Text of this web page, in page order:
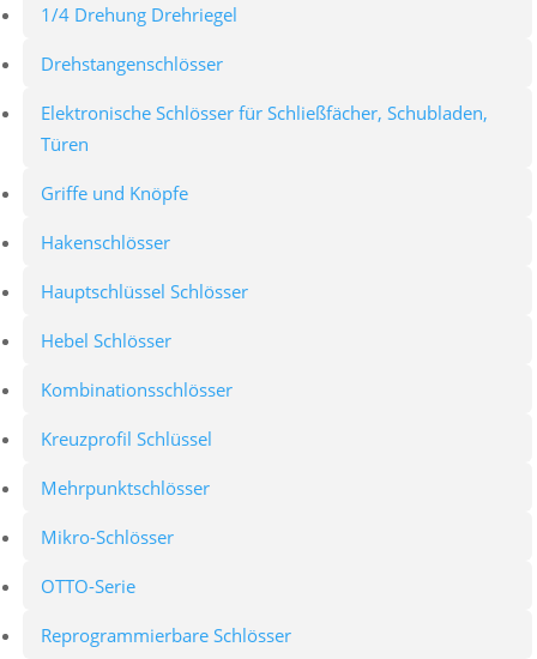
1/4 Drehung Drehriegel
Drehstangenschlösser
Elektronische Schlösser für Schließfächer, Schubladen,
Türen
Griffe und Knöpfe
Hakenschlösser
Hauptschlüssel Schlösser
Hebel Schlösser
Kombinationsschlösser
Kreuzprofil Schlüssel
Mehrpunktschlösser
Mikro-Schlösser
OTTO-Serie
Reprogrammierbare Schlösser